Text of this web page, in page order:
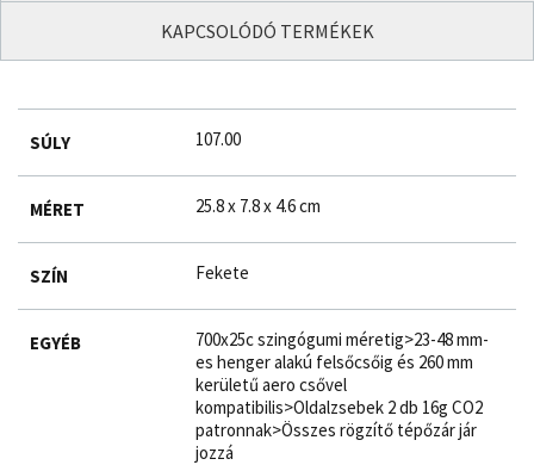
KAPCSOLÓDÓ TERMÉKEK
SÚLY 107.00
MÉRET 25.8 x 7.8 x 4.6 cm
SZÍN Fekete
EGYÉB
700x25c szingógumi méretig>23-48 mm-
es henger alakú felsőcsőig és 260 mm
kerületű aero csővel
kompatibilis>Oldalzsebek 2 db 16g CO2
patronnak>Összes rögzítő tépőzár jár
jozzá